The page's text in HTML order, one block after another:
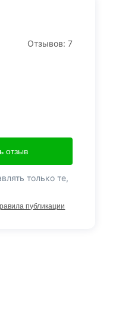
Отзывов: 7
отзыв
только те,
публикации